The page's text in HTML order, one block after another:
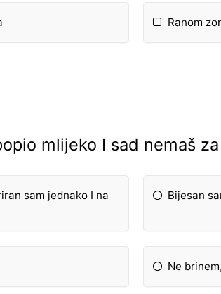
Ranom
mlijeko I sad nemaš
sam jednako I na
Bijesan
Ne